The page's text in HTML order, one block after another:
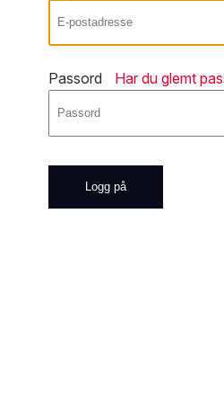
Passord Har du glemt
Logg på